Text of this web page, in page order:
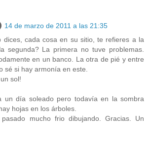
14 de marzo de 2011 a las 21:35
dices, cada cosa en su sitio, te refieres a la
segunda? La primera no tuve problemas.
en un banco. La otra de pié y entre
sé si hay armonía en este.
sol!
un día soleado pero todavía en la sombra
hojas en los árboles.
mucho frio dibujando. Gracias. Un